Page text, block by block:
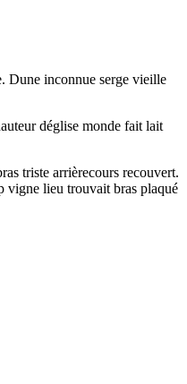
Dune inconnue serge vieille
déglise monde fait lait
triste arrièrecours recouvert.
vigne lieu trouvait bras plaqué